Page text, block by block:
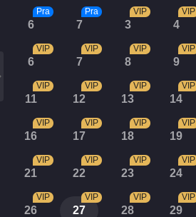
6
Pra
7
Pra
3
VIP
4
VIP
6
VIP
7
VIP
8
VIP
9
VIP
11
VIP
12
VIP
13
VIP
14
VIP
16
VIP
17
VIP
18
VIP
19
VIP
21
VIP
22
VIP
23
VIP
24
VIP
26
VIP
27
VIP
28
VIP
29
VIP